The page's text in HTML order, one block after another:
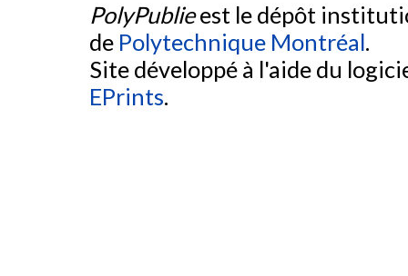
PolyPublieest le dépôt
de Polytechnique Montréal.
Site développé à l'aide du
EPrints.